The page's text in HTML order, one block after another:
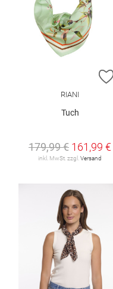
RIANI
Tuch
179,99 € 161,99 €
inkl. MwSt. zzgl. Versand